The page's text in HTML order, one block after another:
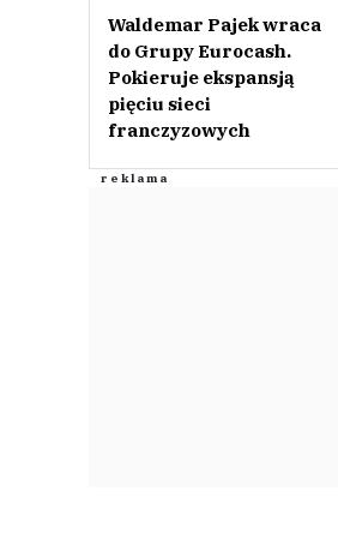
Waldemar Pajek wraca
do Grupy Eurocash.
Pokieruje ekspansją
pięciu sieci
franczyzowych